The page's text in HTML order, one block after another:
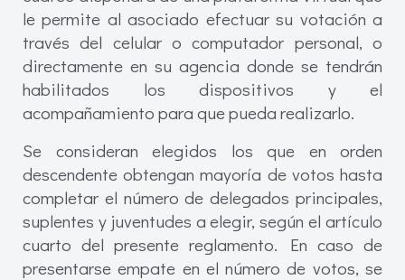
le permite al asociado efectuar su votación a
través del celular o computador personal, o
directamente en su agencia donde se tendrán
habilitados los dispositivos y el
acompañamiento para que pueda realizarlo.
Se consideran elegidos los que en orden
descendente obtengan mayoría de votos hasta
completar el número de delegados principales,
suplentes y juventudes a elegir, según el artículo
cuarto del presente reglamento. En caso de
presentarse empate en el número de votos, se